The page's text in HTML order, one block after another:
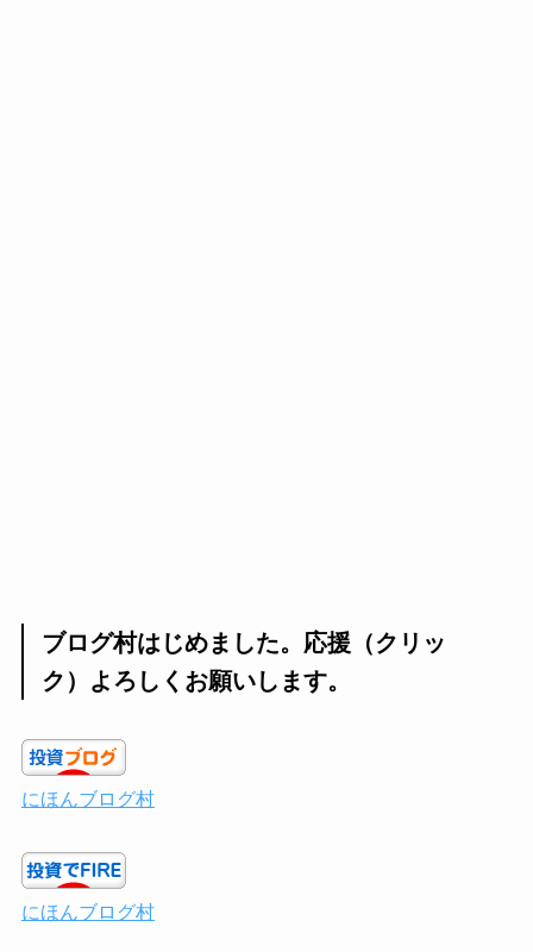
ブログ村はじめました。応援（クリッ
ク）よろしくお願いします。
にほんブログ村
にほんブログ村